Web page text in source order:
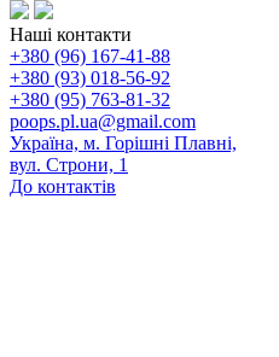
Наші контакти
+380 (96) 167-41-88
+380 (93) 018-56-92
+380 (95) 763-81-32
poops.pl.ua@gmail.com
Україна, м. Горішні Плавні,
вул. Строни, 1
До контактів